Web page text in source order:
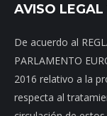
AVISO
De acuerdo al
PARLAMENTO
2016 relativo a la
respecta al